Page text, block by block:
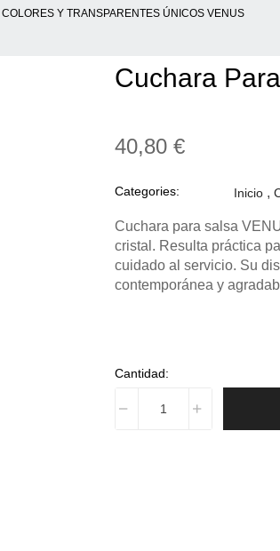
Y TRANSPARENTES ÚNICOS VENUS
Cuchara
40,80 €
Categories: Inicio
Cuchara para salsa
cristal. Resulta práctica
cuidado al servicio. Su
contemporánea y
Cantidad: